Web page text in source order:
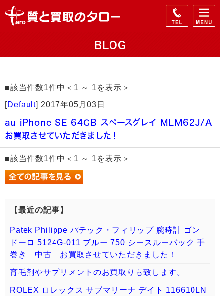
BLOG
■該当件数1件中＜1 ～ 1を表示＞
[Default] 2017年05月03日
au iPhone SE 64GB スペースグレイ MLM62J/A
お買取させていただきました！
■該当件数1件中＜1 ～ 1を表示＞
【最近の記事】
Patek Philippe パテック・フィリップ 腕時計 ゴン
ドーロ 5124G-011 ブルー 750 シースルーバック 手
巻き 中古 お買取させていただきました！
育毛剤やサプリメントのお買取りも致します。
ROLEX ロレックス サブマリーナ デイト 116610LN